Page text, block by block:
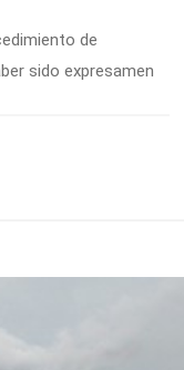
de
sido expresamen